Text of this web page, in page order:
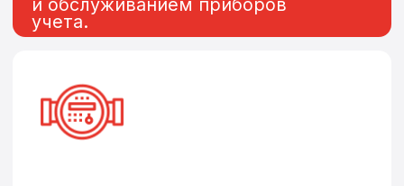
теплосчетчиков